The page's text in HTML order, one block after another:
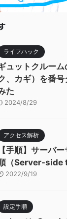
ライフハック
ュットクルー
、カギ）を番
た
2024/8/29
アクセス解析
【手順】サーバ
（Server-side
2022/9/19
設定手順